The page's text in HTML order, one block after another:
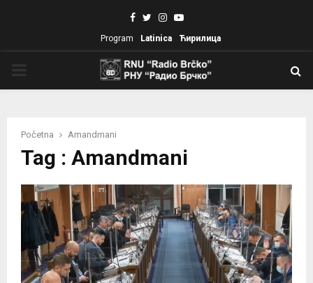
Facebook
TwitterInstagram
Youtube
Program Latinica Ћирилица
Početna Amandmani
Tag : Amandmani